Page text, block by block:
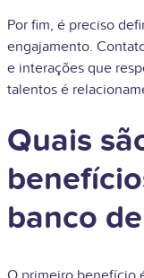
Por fim, é preciso
engajamento.
e interações que
talentos é
Quais
banco